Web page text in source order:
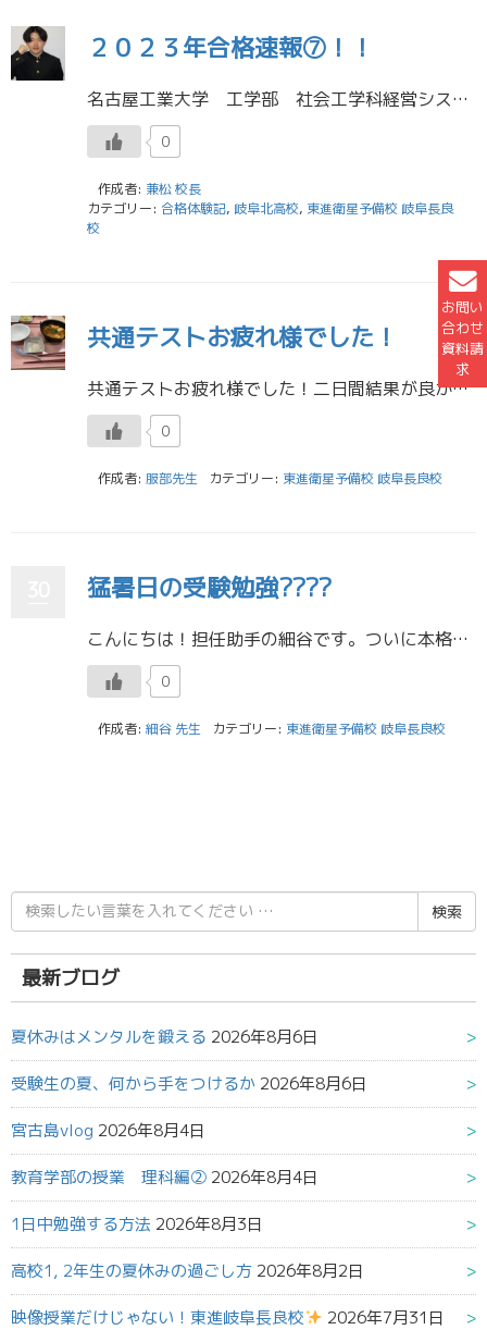
お問い
合わせ
資料請
求
２０２３年合格速報⑦！！
名古屋工業大学 工学部 社会工学科経営システム 合格 岐阜北高校３年生 平下 功大 私は高校2年生時に東進に入りましたが受験を本格的に意識したのは高校3年生の部活が終わった5月くらいでした。東進長良校では、夏休みに2週間 […]
0
作成者: 兼松 校長
カテゴリー: 合格体験記, 岐阜北高校, 東進衛星予備校 岐阜長良
校
共通テストお疲れ様でした！
共通テストお疲れ様でした！二日間結果が良かった人も悪かった人もいると思いますが二次試験に切り替えて頑張りましょう。 今日もたくさんの生徒が二次試験の記述を提出していました。一方で、どこの大学に出願するのかを真剣に悩み相談 […]
0
作成者: 服部先生 カテゴリー: 東進衛星予備校 岐阜長良校
猛暑日の受験勉強????
こんにちは！担任助手の細谷です。ついに本格的な夏がやってきましたね。ここ数日は35℃を超える猛暑日が続いています。 皆さん、体調は大丈夫ですか？ 受験勉強は待ってくれませんが、体調を崩してしまっては本末転倒です。 今日は […]
0
作成者: 細谷 先生 カテゴリー: 東進衛星予備校 岐阜長良校
検
索
結
果:
最新ブログ
夏休みはメンタルを鍛える 2026年8月6日
受験生の夏、何から手をつけるか 2026年8月6日
宮古島vlog 2026年8月4日
教育学部の授業 理科編② 2026年8月4日
1日中勉強する方法 2026年8月3日
高校1, 2年生の夏休みの過ごし方 2026年8月2日
映像授業だけじゃない！東進岐阜長良校 2026年7月31日